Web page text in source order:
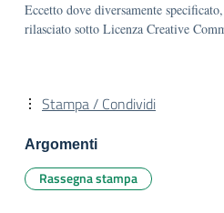
Eccetto dove diversamente
rilasciato sotto Licenza Creative
Stampa / Condividi
Argomenti
Rassegna stampa